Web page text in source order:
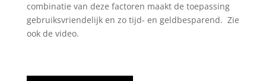
combinatie van deze factoren maakt de toepassing
gebruiksvriendelijk en zo tijd- en geldbesparend. Zie
ook de video.